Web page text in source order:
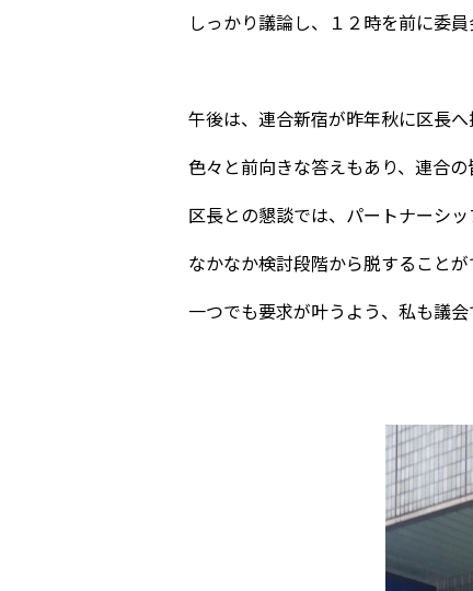
しっかり議論し、１２時を前に委員
午後は、連合新宿が昨年秋に区長
色々と前向きな答えもあり、連合
区長との懇談では、パートナーシ
なかなか検討段階から脱すること
一つでも要求が叶うよう、私も議